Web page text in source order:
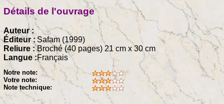
Détails de l'ouvrage
Auteur :
Éditeur : Safam (1999)
Reliure : Broché (40 pages) 21 cm x 30 cm
Langue :Français
Notre note:
Votre note:
Note technique: